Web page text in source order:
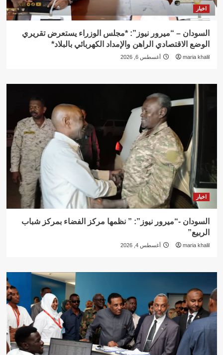
اخبار
السودان – “ميرور نيوز”: *مجلس الوزراء يستعرض تقريري
الوضع الاقتصادي الراهن والإمداد الكهربائي بالبلاد*
maria khalil أغسطس 6, 2026
اخبار
السودان -“ميرور نيوز”: ” نظمها مركز الفضاء بمركز شباب
الربيع”
maria khalil أغسطس 4, 2026